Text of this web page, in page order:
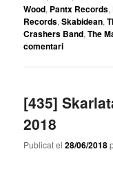
Wood, Pantx Records,
Records,Skabidean,
Crashers Band,The
comentari
[435]
2018
Publicat el28/06/2018